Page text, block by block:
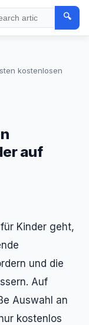
🔍
kostenlosen
auf
Kinder geht,
und die
Auf
Auswahl an
kostenlos